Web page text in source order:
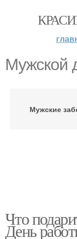
Мужской
Мужские
Что
День